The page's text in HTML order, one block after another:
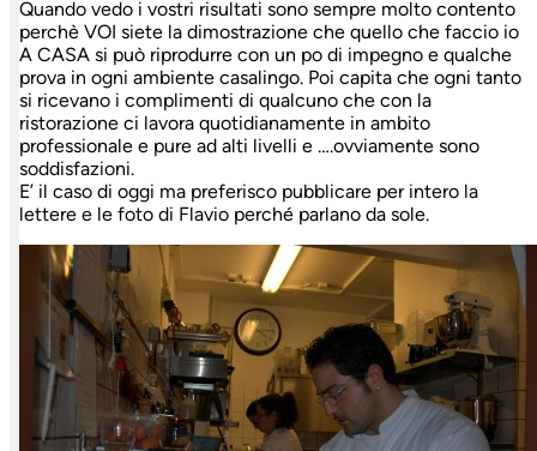
Quando vedo i vostri risultati sono sempre molto contento
perchè VOI siete la dimostrazione che quello che faccio io
A CASA si può riprodurre con un po di impegno e qualche
prova in ogni ambiente casalingo. Poi capita che ogni tanto
si ricevano i complimenti di qualcuno che con la
ristorazione ci lavora quotidianamente in ambito
professionale e pure ad alti livelli e ….ovviamente sono
soddisfazioni.
E’ il caso di oggi ma preferisco pubblicare per intero la
lettere e le foto di Flavio perché parlano da sole.